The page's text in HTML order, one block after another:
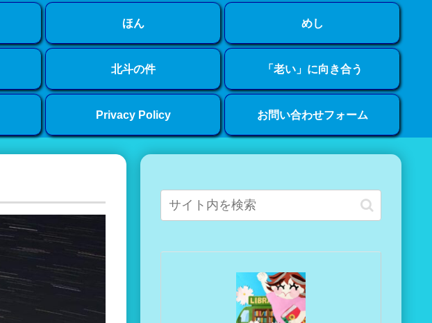
ほん めし
北斗の件 「老い」に向き合う
Privacy Policy お問い合わせフォーム